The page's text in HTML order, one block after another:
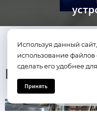
Используя данный
использование
сделать его удобнее
Принять